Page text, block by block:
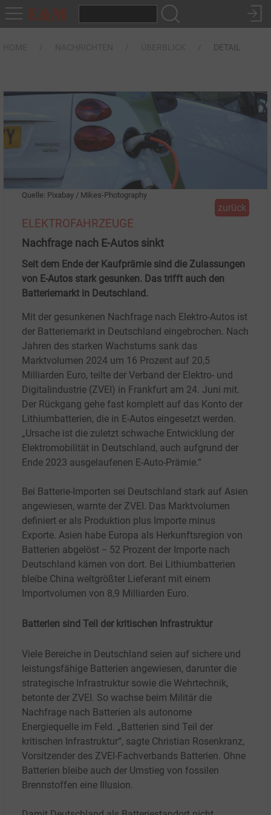
DETAIL
Quelle: Pixabay / Mikes-Photography
zurück
ELEKTROFAHRZEUGE
Nachfrage nach E-Autos sinkt
Seit dem Ende der Kaufprämie sind die Zulassungen
von E-Autos stark gesunken. Das trifft auch den
Batteriemarkt in Deutschland.
Mit der gesunkenen Nachfrage nach Elektro-Autos ist
der Batteriemarkt in Deutschland eingebrochen. Nach
Jahren des starken Wachstums sank das
Marktvolumen 2024 um 16 Prozent auf 20,5
Milliarden Euro, teilte der Verband der Elektro- und
Digitalindustrie (ZVEI) in Frankfurt am 24. Juni mit.
Der Rückgang gehe fast komplett auf das Konto der
Lithiumbatterien, die in E-Autos eingesetzt werden.
„Ursache ist die zuletzt schwache Entwicklung der
Elektromobilität in Deutschland, auch aufgrund der
Ende 2023 ausgelaufenen E-Auto-Prämie.“
Bei Batterie-Importen sei Deutschland stark auf Asien
angewiesen, warnte der ZVEI. Das Marktvolumen
definiert er als Produktion plus Importe minus
Exporte. Asien habe Europa als Herkunftsregion von
Batterien abgelöst − 52 Prozent der Importe nach
Deutschland kämen von dort. Bei Lithiumbatterien
bleibe China weltgrößter Lieferant mit einem
Importvolumen von 8,9 Milliarden Euro.
Batterien sind Teil der kritischen Infrastruktur
Viele Bereiche in Deutschland seien auf sichere und
leistungsfähige Batterien angewiesen, darunter die
strategische Infrastruktur sowie die Wehrtechnik,
betonte der ZVEI. So wachse beim Militär die
Nachfrage nach Batterien als autonome
Energiequelle im Feld. „Batterien sind Teil der
kritischen Infrastruktur“, sagte Christian Rosenkranz,
Vorsitzender des ZVEI-Fachverbands Batterien. Ohne
Batterien bleibe auch der Umstieg von fossilen
Brennstoffen eine Illusion.